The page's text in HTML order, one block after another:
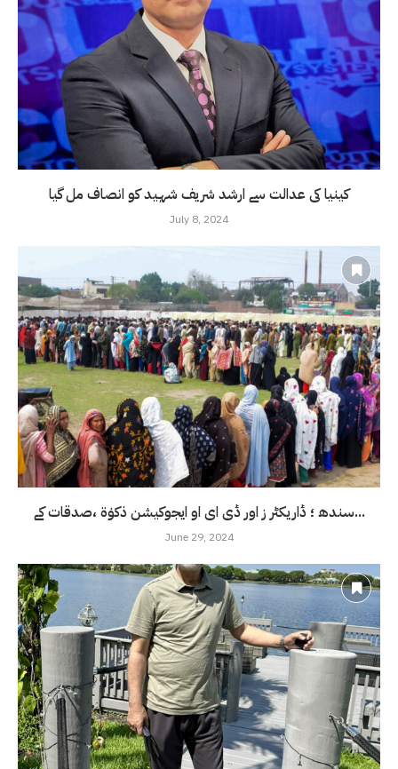
کینیا کی عدالت سے ارشد شریف شہید کو انصاف مل گیا
July 8, 2024
سندھ ؛ ڈاریکٹر ز اور ڈی ای او ایجوکیشن ذکوٰۃ ،صدقات کے...
June 29, 2024